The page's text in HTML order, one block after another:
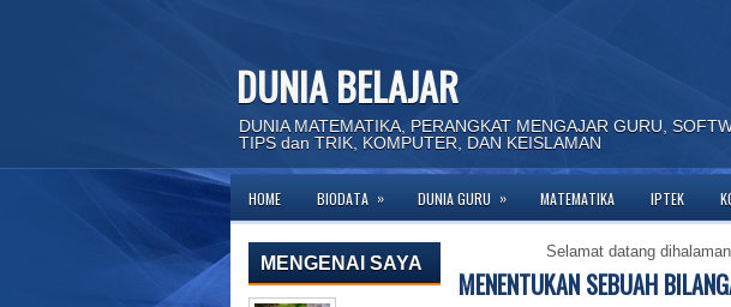
DUNIA BELAJAR
DUNIA MATEMATIKA, PERANGKAT MENGAJAR GURU,
TIPS dan TRIK, KOMPUTER, DAN KEISLAMAN
HOME BIODATA » DUNIA GURU » MATEMATIKA IPTEK
MENGENAI SAYA
Selamat datang dihalaman
MENENTUKAN SEBUAH